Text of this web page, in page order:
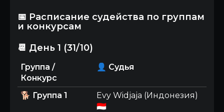
📅 Расписание судейства по группам
и конкурсам
📆 День 1 (31/10)
Группа /
Конкурс
👤 Судья
🐕 Группа 1
Evy Widjaja (Индонезия)
🇮🇩